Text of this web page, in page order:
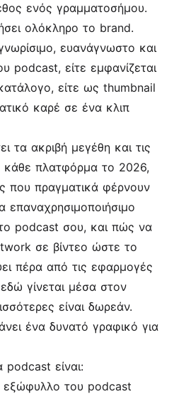
ενός γραμματοσήμου.
ολόκληρο το brand.
ευανάγνωστο και
podcast, είτε εμφανίζεται
είτε ως thumbnail
καρέ σε ένα κλιπ
τα ακριβή μεγέθη και τις
κάθε πλατφόρμα το 2026,
που πραγματικά φέρνουν
επαναχρησιμοποιήσιμο
podcast σου, και πώς να
σε βίντεο ώστε το
πέρα από τις εφαρμογές
γίνεται μέσα στον
είναι δωρεάν.
ένα δυνατό γραφικό για
είναι:
εξώφυλλο του podcast